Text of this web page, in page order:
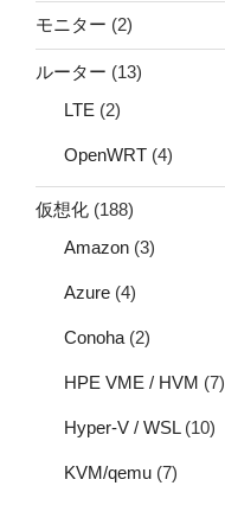
モニター (2)
ルーター (13)
LTE (2)
OpenWRT (4)
仮想化 (188)
Amazon (3)
Azure (4)
Conoha (2)
HPE VME / HVM (7)
Hyper-V / WSL(10)
KVM/qemu (7)